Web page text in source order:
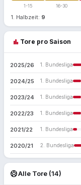
1-15 16-30
1. Halbzeit: 9
bar_chart Tore pro Saison
2025/26 1. Bundesliga
2024/25 1. Bundesliga
2023/24 1. Bundesliga
2022/23 1. Bundesliga
2021/22 1. Bundesliga
2020/21 2. Bundesliga
sports_soccerAlle Tore (14)